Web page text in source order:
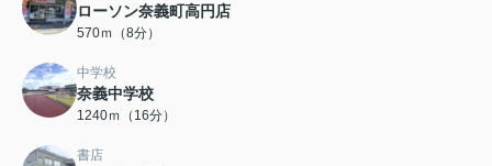
ローソン奈義町高円店
570ｍ（8分）
中学校
奈義中学校
1240ｍ（16分）
書店